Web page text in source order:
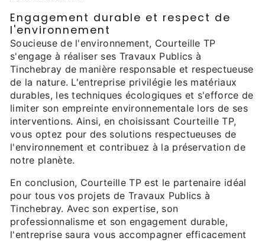
Engagement durable et respect de
l'environnement
Soucieuse de l'environnement, Courteille TP
s'engage à réaliser ses Travaux Publics à
Tinchebray de manière responsable et respectueuse
de la nature. L'entreprise privilégie les matériaux
durables, les techniques écologiques et s'efforce de
limiter son empreinte environnementale lors de ses
interventions. Ainsi, en choisissant Courteille TP,
vous optez pour des solutions respectueuses de
l'environnement et contribuez à la préservation de
notre planète.
En conclusion, Courteille TP est le partenaire idéal
pour tous vos projets de Travaux Publics à
Tinchebray. Avec son expertise, son
professionnalisme et son engagement durable,
l'entreprise saura vous accompagner efficacement